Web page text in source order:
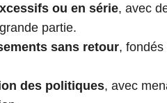
ou en série, avec
partie.
sans retour, fondés
des politiques, avec